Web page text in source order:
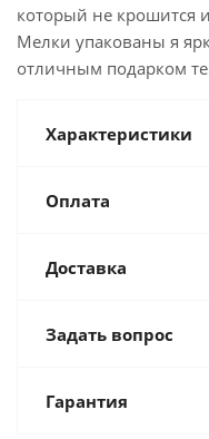
который не крошится
Мелки упакованы я
отличным подарком
Характеристики
Оплата
Доставка
Задать вопрос
Гарантия